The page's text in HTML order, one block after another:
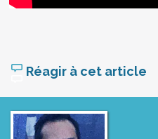
Réagir à cet article